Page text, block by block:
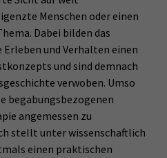
Menschen oder einen
Dabei bilden das
und Verhalten einen
und sind demnach
verwoben. Umso
begabungsbezogenen
angemessen zu
stellt unter wissenschaftlich
einen praktischen